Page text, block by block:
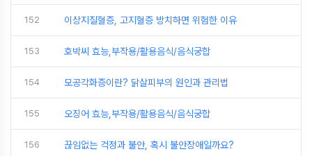
152 이상지질혈증, 고지혈증 방치하면 위험한 이유
153 호박씨 효능,부작용/활용음식/음식궁합
154 모공각화증이란? 닭살피부의 원인과 관리법
155 오징어 효능,부작용/활용음식/음식궁합
156 끊임없는 걱정과 불안, 혹시 불안장애일까요?